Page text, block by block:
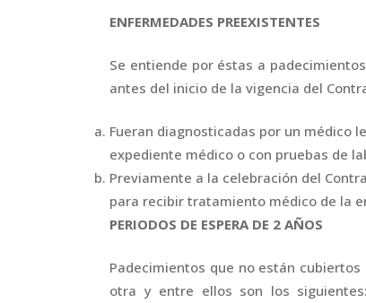
ENFERMEDADES PREEXISTENTES
Se entiende por éstas a
antes del inicio de la vigencia del
Fueran diagnosticadas por un médico
expediente médico o con pruebas de
Previamente a la celebración del
para recibir tratamiento médico de la
PERIODOS DE ESPERA DE 2 AÑOS
Padecimientos que no están
otra y entre ellos son los